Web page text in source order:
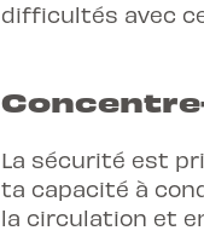
difficultés avec
La sécurité est
ta capacité à
la circulation et